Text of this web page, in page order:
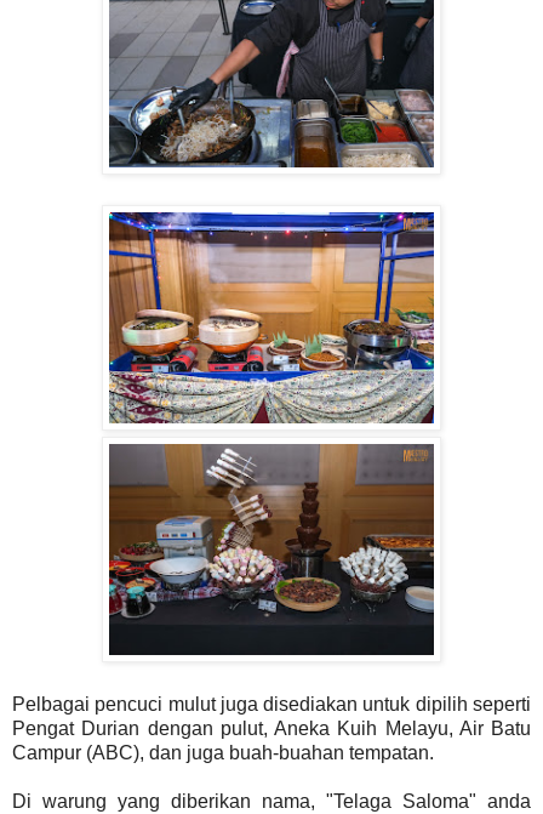
Pelbagai pencuci mulut juga disediakan untuk dipilih seperti
Pengat Durian dengan pulut, Aneka Kuih Melayu, Air Batu
Campur (ABC), dan juga buah-buahan tempatan.
Di warung yang diberikan nama, "Telaga Saloma" anda